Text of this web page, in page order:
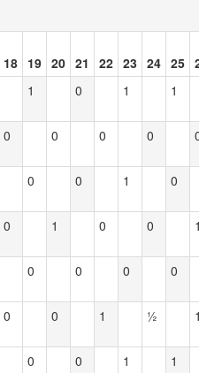
18 19 20 21 22 23 24 25
1 0 1 1
0 0 0 0
0 0 1 0
0 1 0 0 1
0 0 0 0
0 0 1 ½ 1
0 0 1 1